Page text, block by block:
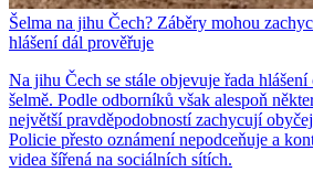
Šelma na jihu Čech? Záběry mohou
hlášení dál prověřuje
Na jihu Čech se stále objevuje řada
šelmě. Podle odborníků však alespoň
největší pravděpodobností zachycují
Policie přesto oznámení nepodceňuje a
videa šířená na sociálních sítích.